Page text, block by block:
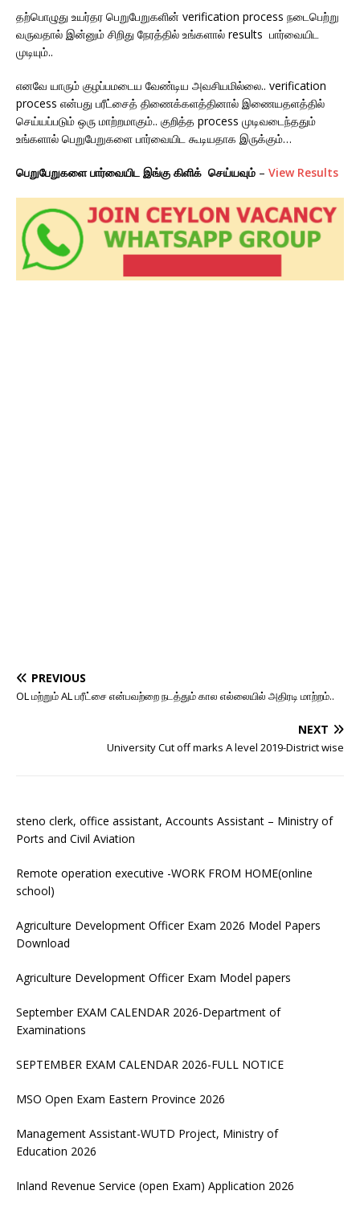
தற்பொழுது உயர்தர பெறுபேறுகளின் verification process நடைபெற்று
வருவதால் இன்னும் சிறிது நேரத்தில் உங்களால் results பார்வையிட
முடியும்..
எனவே யாரும் குழப்பமடைய வேண்டிய அவசியமில்லை.. verification
process என்பது பரீட்சைத் திணைக்களத்தினால் இணையதளத்தில்
செய்யப்படும் ஒரு மாற்றமாகும்.. குறித்த process முடிவடைந்ததும்
உங்களால் பெறுபேறுகளை பார்வையிட கூடியதாக இருக்கும்…
பெறுபேறுகளை பார்வையிட இங்கு கிளிக் செய்யவும் – View Results
PREVIOUS
OL மற்றும் AL பரீட்சை என்பவற்றை நடத்தும் கால எல்லையில் அதிரடி மாற்றம்..
NEXT
University Cut off marks A level 2019-District wise
steno clerk, office assistant, Accounts Assistant – Ministry of
Ports and Civil Aviation
Remote operation executive -WORK FROM HOME(online
school)
Agriculture Development Officer Exam 2026 Model Papers
Download
Agriculture Development Officer Exam Model papers
September EXAM CALENDAR 2026-Department of
Examinations
SEPTEMBER EXAM CALENDAR 2026-FULL NOTICE
MSO Open Exam Eastern Province 2026
Management Assistant-WUTD Project, Ministry of
Education 2026
Inland Revenue Service (open Exam) Application 2026